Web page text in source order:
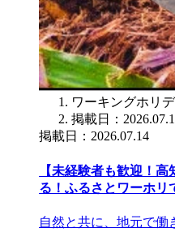
ワーキングホリ
掲載日：
掲載日：2026.07.14
【未経験者も歓迎！
る！ふるさとワーホリ
自然と共に、地元で働